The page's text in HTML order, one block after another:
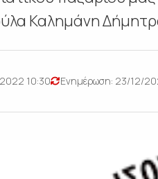
Καλημάνη
10:30 Ενημέρωση: 23/12/